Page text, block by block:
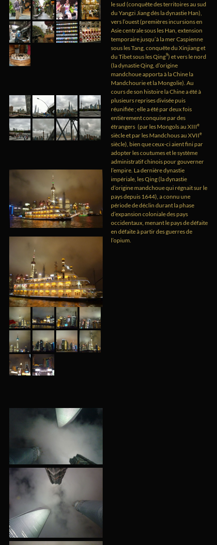
le sud (conquête des territoires au sud
du Yangzi Jiang dès la dynastie Han),
vers l’ouest (premières incursions en
Asie centrale sous les Han, extension
temporaire jusqu’à la mer Caspienne
sous les Tang, conquête du Xinjiang et
du Tibet sous les Qing9) et vers le nord
(la dynastie Qing, d’origine
mandchoue apporta à la Chine la
Mandchourie et la Mongolie). Au
cours de son histoire la Chine a été à
plusieurs reprises divisée puis
réunifiée ; elle a été par deux fois
entièrement conquise par des
étrangers (par les Mongols au XIIIe
siècle et par les Mandchous au XVIIe
siècle), bien que ceux-ci aient fini par
adopter les coutumes et le système
administratif chinois pour gouverner
l’empire. La dernière dynastie
impériale, les Qing (la dynastie
d’origine mandchoue qui régnait sur le
pays depuis 1644), a connu une
période de déclin durant la phase
d’expansion coloniale des pays
occidentaux, menant le pays de défaite
en défaite à partir des guerres de
l’opium.